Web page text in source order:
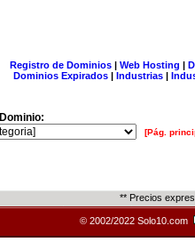
Registro de Dominios| Web Hosting |
Dominios Expirados | Industrias |
[Pág.
** Precios
© 2002/2022 Solo10.com